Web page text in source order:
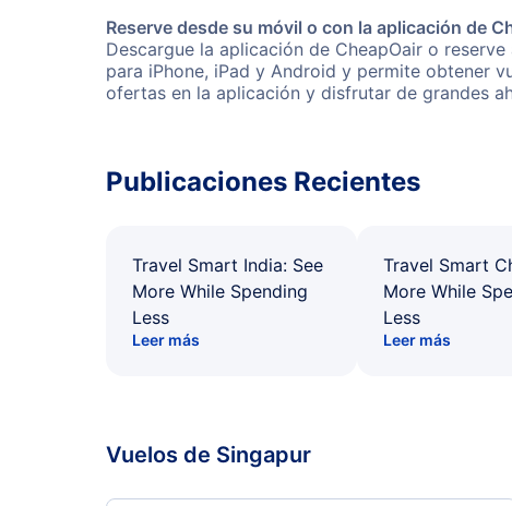
Reserve desde su móvil o con la aplicación de
Descargue la aplicación de CheapOair o
para iPhone, iPad y Android y permite obtener
ofertas en la aplicación y disfrutar de grandes
Publicaciones Recientes
Travel Smart India: See
More While Spending
Less
Leer más
Travel Smart
More While
Less
Leer más
Vuelos de Singapur